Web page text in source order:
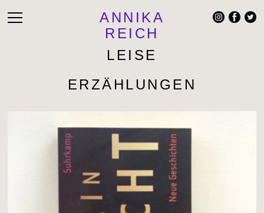
ANNIKA
REICH
LEISE
ERZÄHLUNGEN